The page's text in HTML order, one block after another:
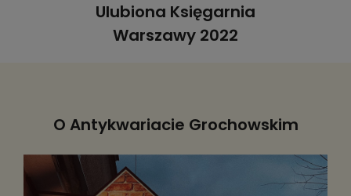
Ulubiona Księgarnia
Warszawy 2022
O Antykwariacie Grochowskim